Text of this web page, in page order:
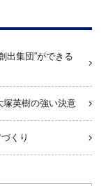
出集団”ができる
塚英樹の強い決意
くり